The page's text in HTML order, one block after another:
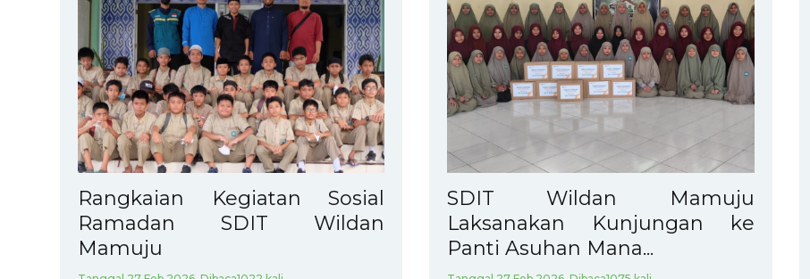
Rangkaian Kegiatan Sosial
Ramadan SDIT Wildan
Mamuju
SDIT Wildan Mamuju
Laksanakan Kunjungan ke
Panti Asuhan Mana...